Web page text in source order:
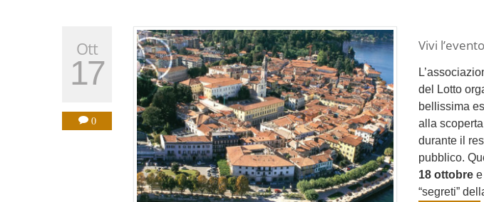
Ott
17
0
Vivi
del Lotto
bellissima
alla
durante il
pubblico.
18 ottobre
“segreti”